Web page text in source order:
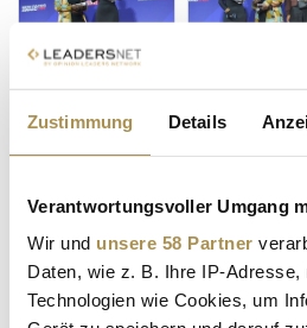
Zustimmung Details
Verantwortungsvoller Umgang
Wir und unsere 58 Partner
Daten, wie z. B. Ihre IP-Adresse,
Technologien wie Cookies, um